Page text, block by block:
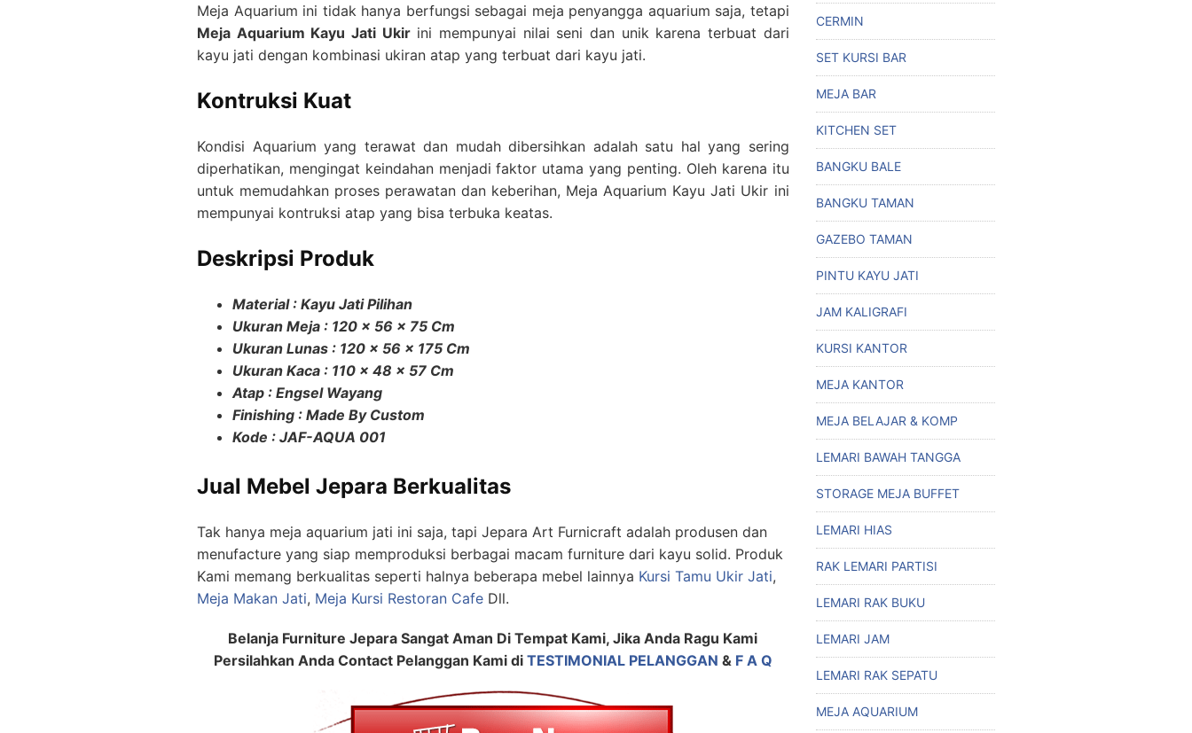
Meja Aquarium ini tidak hanya berfungsi sebagai meja penyangga aquarium saja, tetapi
Meja Aquarium Kayu Jati Ukirini mempunyai nilai seni dan unik karena terbuat dari
kayu jati dengan kombinasi ukiran atap yang terbuat dari kayu jati.
Kontruksi Kuat
Kondisi Aquarium yang terawat dan mudah dibersihkan adalah satu hal yang sering
diperhatikan, mengingat keindahan menjadi faktor utama yang penting. Oleh karena itu
untuk memudahkan proses perawatan dan keberihan, Meja Aquarium Kayu Jati Ukir ini
mempunyai kontruksi atap yang bisa terbuka keatas.
Deskripsi Produk
Material : Kayu Jati Pilihan
Ukuran Meja : 120 x 56 x 75 Cm
Ukuran Lunas : 120 x 56 x 175 Cm
Ukuran Kaca : 110 x 48 x 57 Cm
Atap : Engsel Wayang
Finishing : Made By Custom
Kode : JAF-AQUA 001
Jual Mebel Jepara Berkualitas
Tak hanya meja aquarium jati ini saja, tapi Jepara Art Furnicraft adalah produsen dan
menufacture yang siap memproduksi berbagai macam furniture dari kayu solid. Produk
Kami memang berkualitas seperti halnya beberapa mebel lainnya Kursi Tamu Ukir Jati,
Meja Makan Jati, Meja Kursi Restoran Cafe Dll.
Belanja Furniture Jepara Sangat Aman Di Tempat Kami, Jika Anda Ragu Kami
Persilahkan Anda Contact Pelanggan Kami di TESTIMONIAL PELANGGAN & F A Q
CERMIN
SET KURSI BAR
MEJA BAR
KITCHEN SET
BANGKU BALE
BANGKU TAMAN
GAZEBO TAMAN
PINTU KAYU JATI
JAM KALIGRAFI
KURSI KANTOR
MEJA KANTOR
MEJA BELAJAR & KOMP
LEMARI BAWAH TANGGA
STORAGE MEJA BUFFET
LEMARI HIAS
RAK LEMARI PARTISI
LEMARI RAK BUKU
LEMARI JAM
LEMARI RAK SEPATU
MEJA AQUARIUM